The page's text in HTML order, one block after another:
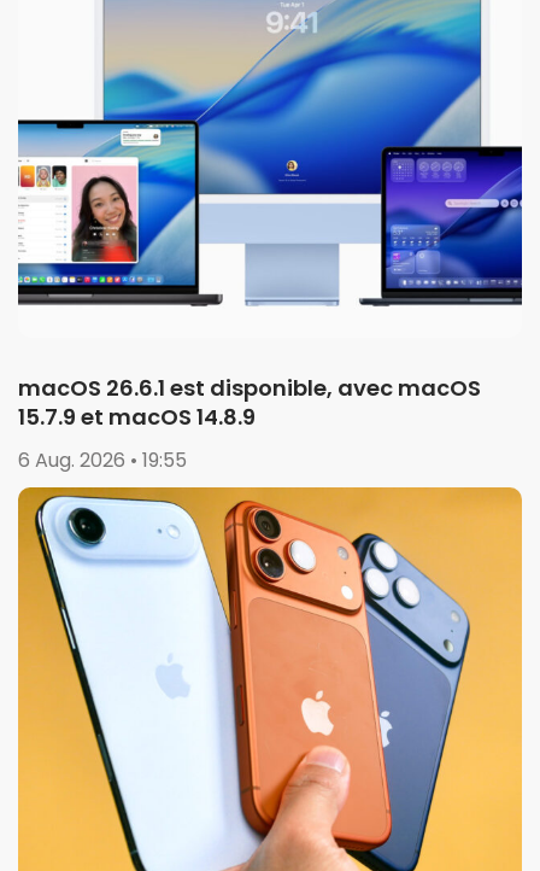
macOS 26.6.1 est disponible, avec macOS
15.7.9 et macOS 14.8.9
6 Aug. 2026 • 19:55